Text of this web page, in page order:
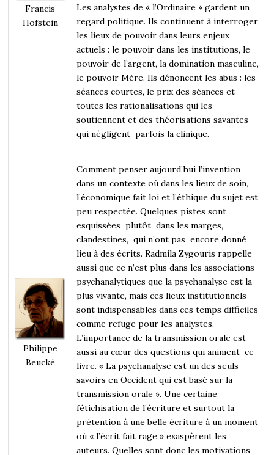
Francis
Hofstein
Les analystes de « l’Ordinaire » gardent un
regard politique. Ils continuent à interroger
les lieux de pouvoir dans leurs enjeux
actuels : le pouvoir dans les institutions, le
pouvoir de l’argent, la domination masculine,
le pouvoir Mère. Ils dénoncent les abus : les
séances courtes, le prix des séances et
toutes les rationalisations qui les
soutiennent et des théorisations savantes
qui négligent parfois la clinique.
Philippe
Beucké
Comment penser aujourd’hui l’invention
dans un contexte où dans les lieux de soin,
l’économique fait loi et l’éthique du sujet est
peu respectée. Quelques pistes sont
esquissées plutôt dans les marges,
clandestines, qui n’ont pas encore donné
lieu à des écrits. Radmila Zygouris rappelle
aussi que ce n’est plus dans les associations
psychanalytiques que la psychanalyse est la
plus vivante, mais ces lieux institutionnels
sont indispensables dans ces temps difficiles
comme refuge pour les analystes.
L’importance de la transmission orale est
aussi au cœur des questions qui animent ce
livre. « La psychanalyse est un des seuls
savoirs en Occident qui est basé sur la
transmission orale ». Une certaine
fétichisation de l’écriture et surtout la
prétention à une belle écriture à un moment
où « l’écrit fait rage » exaspèrent les
auteurs. Quelles sont donc les motivations